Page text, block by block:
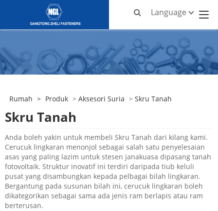
Language
Rumah > Produk > Aksesori Suria > Skru Tanah
Skru Tanah
Anda boleh yakin untuk membeli Skru Tanah dari kilang kami.
Cerucuk lingkaran menonjol sebagai salah satu penyelesaian
asas yang paling lazim untuk stesen janakuasa dipasang tanah
fotovoltaik. Struktur inovatif ini terdiri daripada tiub keluli
pusat yang disambungkan kepada pelbagai bilah lingkaran.
Bergantung pada susunan bilah ini, cerucuk lingkaran boleh
dikategorikan sebagai sama ada jenis ram berlapis atau ram
berterusan.